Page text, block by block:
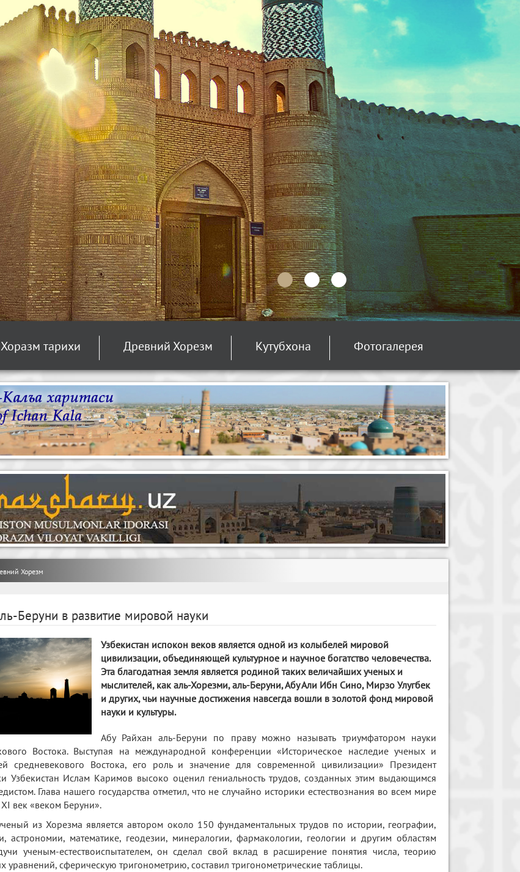
Хоразм тарихи Древний Хорезм Кутубхона Фотогалерея
Хорезм
Беруни в развитие мировой науки
Узбекистан испокон веков является одной из колыбелей мировой
цивилизации, объединяющей культурное и научное богатство человечества.
Эта благодатная земля является родиной таких величайших ученых и
мыслителей, как аль-Хорезми, аль-Беруни, Абу Али Ибн Сино, Мирзо Улугбек
и других, чьи научные достижения навсегда вошли в золотой фонд мировой
науки и культуры.
Абу Райхан аль-Беруни по праву можно называть триумфатором науки
Востока. Выступая на международной конференции «Историческое наследие ученых и
средневекового Востока, его роль и значение для современной цивилизации» Президент
Узбекистан Ислам Каримов высоко оценил гениальность трудов, созданных этим выдающимся
Глава нашего государства отметил, что не случайно историки естествознания во всем мире
век «веком Беруни».
из Хорезма является автором около 150 фундаментальных трудов по истории, географии,
астрономии, математике, геодезии, минералогии, фармакологии, геологии и другим областям
ученым-естествоиспытателем, он сделал свой вклад в расширение понятия числа, теорию
уравнений, сферическую тригонометрию, составил тригонометрические таблицы.